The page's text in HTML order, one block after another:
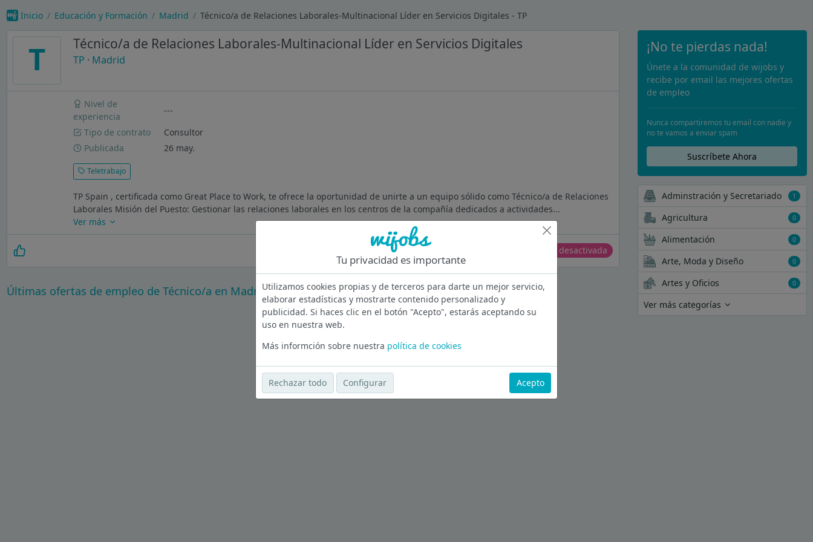
Inicio Educación y Formación Madrid Técnico/a de Relaciones Laborales-Multinacional Líder en Servicios Digitales - TP
T Técnico/a de Relaciones Laborales-Multinacional Líder en Servicios Digitales
TP · Madrid
Nivel de
experiencia
---
Tipo de contrato
Consultor
Publicada
26 may.
Teletrabajo
TP Spain , certificada como Great Place to Work, te ofrece la oportunidad de unirte a un equipo sólido como Técnico/a de Relaciones
Laborales Misión del Puesto: Gestionar las relaciones laborales en los centros de la compañía dedicados a actividades...
Ver más
Oferta desactivada
Últimas ofertas de empleo de Técnico/a en Madrid
Ver más ofertas
¡No te pierdas nada!
Únete a la comunidad de wijobs y
recibe por email las mejores ofertas
de empleo
Nunca compartiremos tu email con nadie y
no te vamos a enviar spam
Suscríbete Ahora
Adminstración y Secretariado 1
Agricultura 0
Alimentación 0
Arte, Moda y Diseño 0
Artes y Oficios 0
Ver más categorías
Tu privacidad es importante
Utilizamos cookies propias y de terceros para darte un mejor servicio,
elaborar estadísticas y mostrarte contenido personalizado y
publicidad. Si haces clic en el botón "Acepto", estarás aceptando su
uso en nuestra web.
Más informción sobre nuestra política de cookies
Rechazar todo Configurar Acepto